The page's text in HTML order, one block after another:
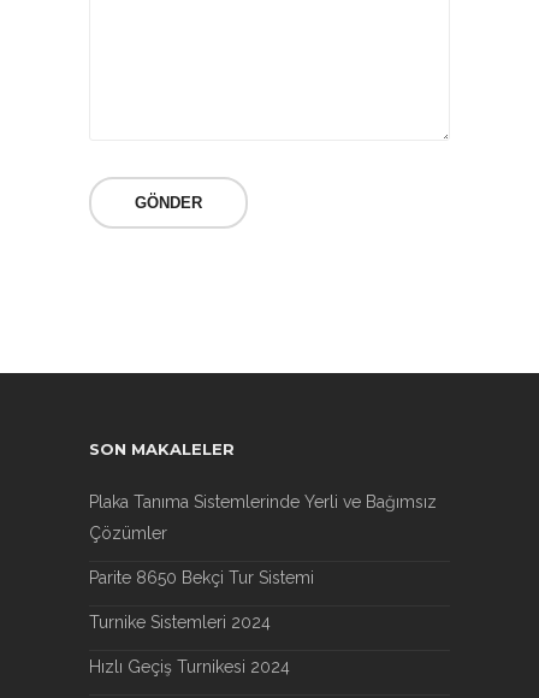
SON MAKALELER
Plaka Tanıma Sistemlerinde Yerli ve Bağımsız
Çözümler
Parite 8650 Bekçi Tur Sistemi
Turnike Sistemleri 2024
Hızlı Geçiş Turnikesi 2024